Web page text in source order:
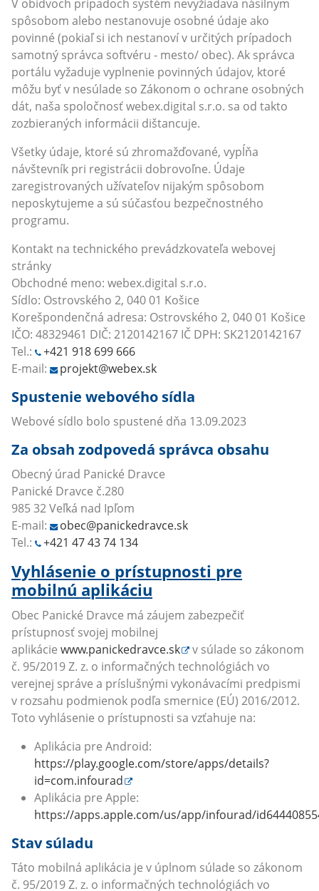
V obidvoch prípadoch systém nevyžiadava násilnym
spôsobom alebo nestanovuje osobné údaje ako
povinné (pokiaľ si ich nestanoví v určitých prípadoch
samotný správca softvéru - mesto/ obec). Ak správca
portálu vyžaduje vyplnenie povinných údajov, ktoré
môžu byť v nesúlade so Zákonom o ochrane osobných
dát, naša spoločnosť webex.digital s.r.o. sa od takto
zozbieraných informácii dištancuje.
Všetky údaje, ktoré sú zhromažďované, vypĺňa
návštevník pri registrácii dobrovoľne. Údaje
zaregistrovaných užívateľov nijakým spôsobom
neposkytujeme a sú súčasťou bezpečnostného
programu.
Kontakt na technického prevádzkovateľa webovej
stránky
Obchodné meno: webex.digital s.r.o.
Sídlo: Ostrovského 2, 040 01 Košice
Korešpondenčná adresa: Ostrovského 2, 040 01 Košice
IČO: 48329461 DIČ: 2120142167 IČ DPH: SK2120142167
Tel.:
+421 918 699 666
E-mail:
projekt@webex.sk
Spustenie webového sídla
Webové sídlo bolo spustené dňa 13.09.2023
Za obsah zodpovedá správca obsahu
Obecný úrad Panické Dravce
Panické Dravce č.280
985 32 Veľká nad Ipľom
E-mail:
obec@panickedravce.sk
Tel.:
+421 47 43 74 134
Vyhlásenie o prístupnosti pre
mobilnú aplikáciu
Obec Panické Dravce má záujem zabezpečiť
prístupnosť svojej mobilnej
aplikácie www.panickedravce.sk
v súlade so zákonom
č. 95/2019 Z. z. o informačných technológiách vo
verejnej správe a príslušnými vykonávacími predpismi
v rozsahu podmienok podľa smernice (EÚ) 2016/2012.
Toto vyhlásenie o prístupnosti sa vzťahuje na:
Aplikácia pre Android:
https://play.google.com/store/apps/details?
id=com.infourad
Aplikácia pre Apple:
https://apps.apple.com/us/app/infourad/
Stav súladu
Táto mobilná aplikácia je v úplnom súlade so zákonom
č. 95/2019 Z. z. o informačných technológiách vo